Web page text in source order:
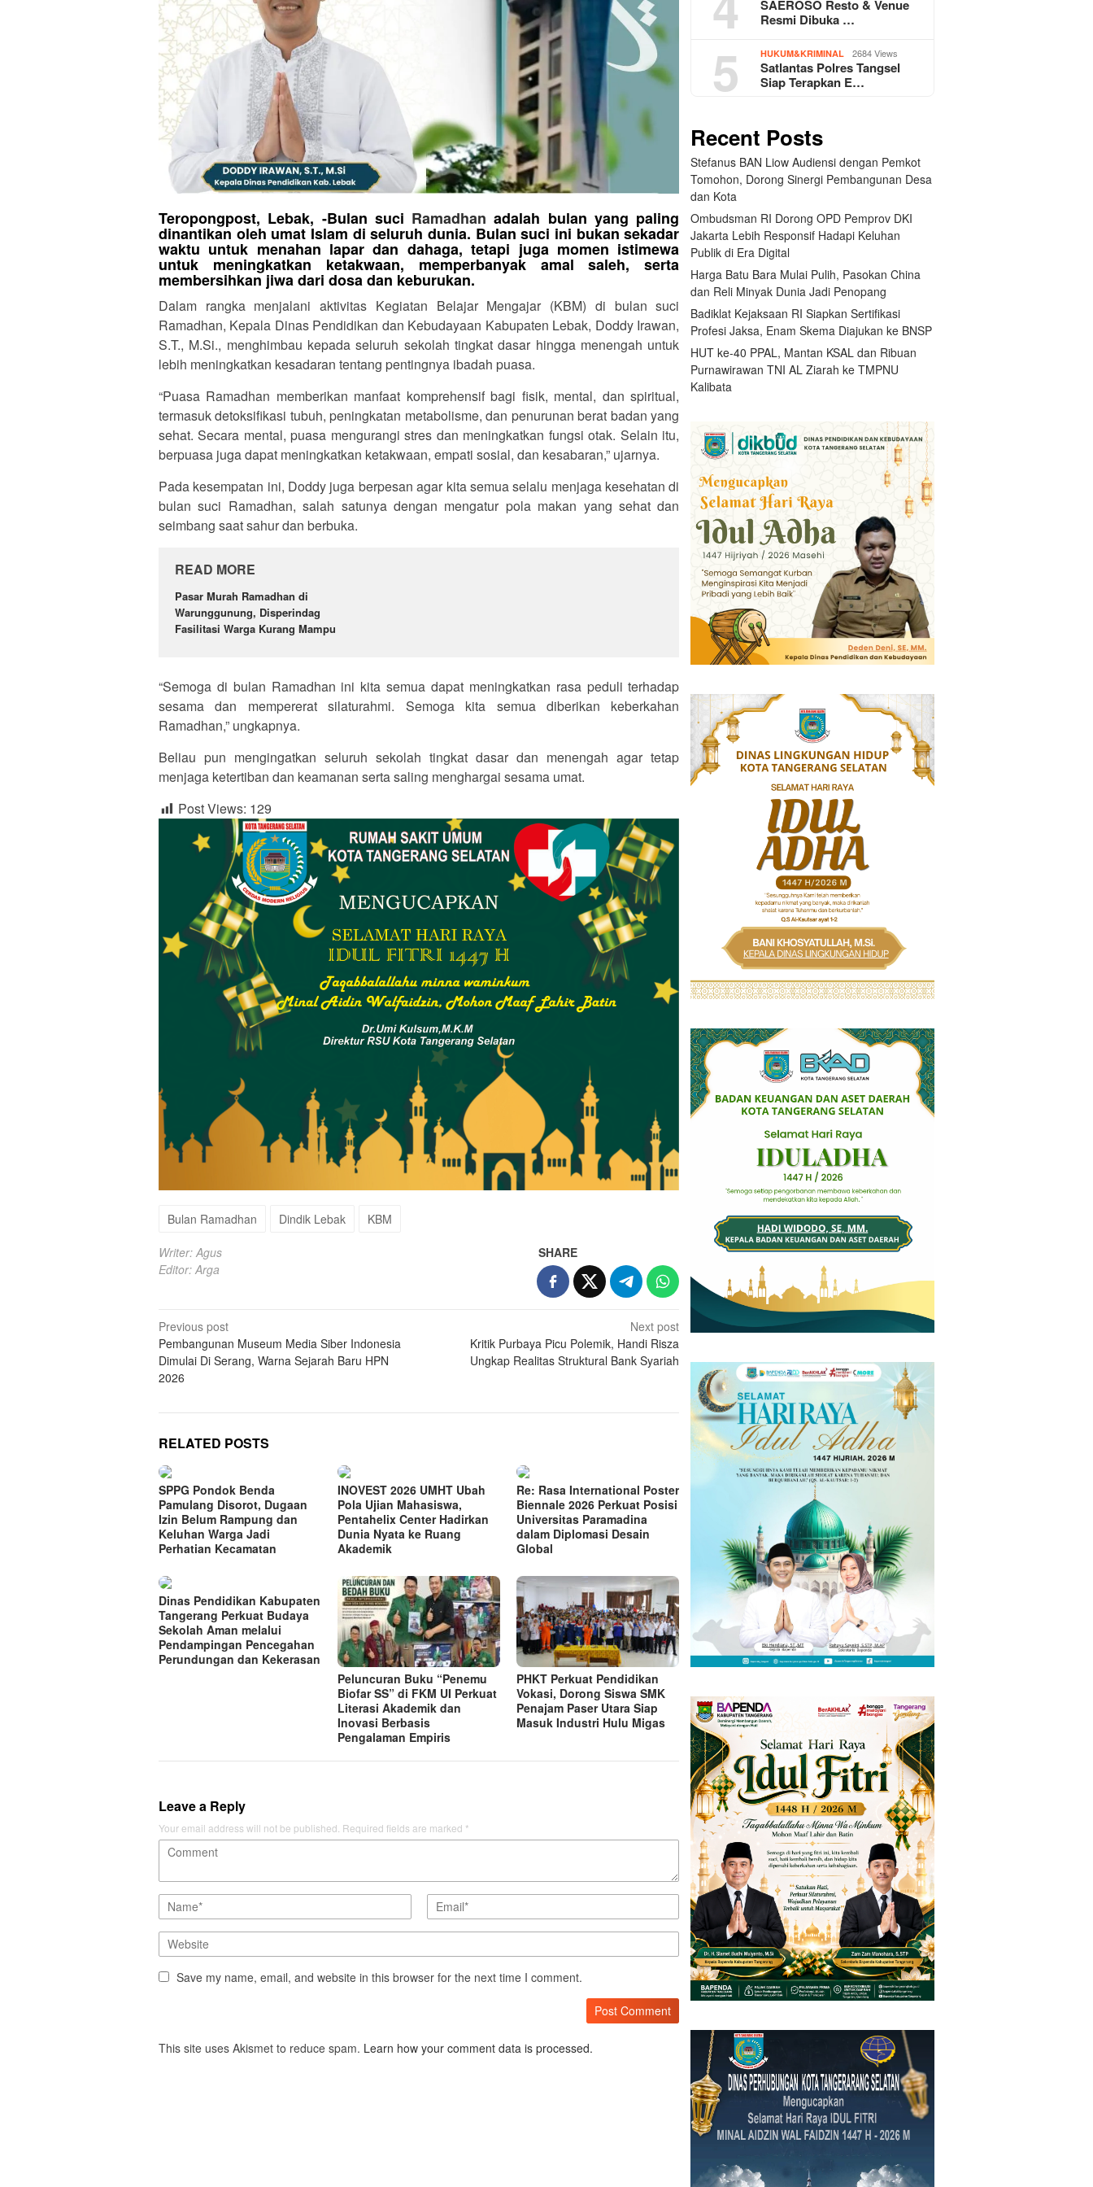
Teropongpost, Lebak, -Bulan suci Ramadhan adalah bulan yang paling
dinantikan oleh umat Islam di seluruh dunia. Bulan suci ini bukan sekadar
waktu untuk menahan lapar dan dahaga, tetapi juga momen istimewa
untuk meningkatkan ketakwaan, memperbanyak amal saleh, serta
membersihkan jiwa dari dosa dan keburukan.
Dalam rangka menjalani aktivitas Kegiatan Belajar Mengajar (KBM) di bulan suci
Ramadhan, Kepala Dinas Pendidikan dan Kebudayaan Kabupaten Lebak, Doddy Irawan,
S.T., M.Si., menghimbau kepada seluruh sekolah tingkat dasar hingga menengah untuk
lebih meningkatkan kesadaran tentang pentingnya ibadah puasa.
“Puasa Ramadhan memberikan manfaat komprehensif bagi fisik, mental, dan spiritual,
termasuk detoksifikasi tubuh, peningkatan metabolisme, dan penurunan berat badan yang
sehat. Secara mental, puasa mengurangi stres dan meningkatkan fungsi otak. Selain itu,
berpuasa juga dapat meningkatkan ketakwaan, empati sosial, dan kesabaran,” ujarnya.
Pada kesempatan ini, Doddy juga berpesan agar kita semua selalu menjaga kesehatan di
bulan suci Ramadhan, salah satunya dengan mengatur pola makan yang sehat dan
seimbang saat sahur dan berbuka.
READ MORE
Pasar Murah Ramadhan di
Warunggunung, Disperindag
Fasilitasi Warga Kurang Mampu
“Semoga di bulan Ramadhan ini kita semua dapat meningkatkan rasa peduli terhadap
sesama dan mempererat silaturahmi. Semoga kita semua diberikan keberkahan
Ramadhan,” ungkapnya.
Beliau pun mengingatkan seluruh sekolah tingkat dasar dan menengah agar tetap
menjaga ketertiban dan keamanan serta saling menghargai sesama umat.
Post Views: 129
Bulan Ramadhan Dindik Lebak KBM
Writer: Agus
Editor: Arga
SHARE
Post
navigation
Previous post
Pembangunan Museum Media Siber Indonesia
Dimulai Di Serang, Warna Sejarah Baru HPN
2026
Next post
Kritik Purbaya Picu Polemik, Handi Risza
Ungkap Realitas Struktural Bank Syariah
RELATED POSTS
SPPG Pondok Benda
Pamulang Disorot, Dugaan
Izin Belum Rampung dan
Keluhan Warga Jadi
Perhatian Kecamatan
INOVEST 2026 UMHT Ubah
Pola Ujian Mahasiswa,
Pentahelix Center Hadirkan
Dunia Nyata ke Ruang
Akademik
Re: Rasa International Poster
Biennale 2026 Perkuat Posisi
Universitas Paramadina
dalam Diplomasi Desain
Global
Dinas Pendidikan Kabupaten
Tangerang Perkuat Budaya
Sekolah Aman melalui
Pendampingan Pencegahan
Perundungan dan Kekerasan
Peluncuran Buku “Penemu
Biofar SS” di FKM UI Perkuat
Literasi Akademik dan
Inovasi Berbasis
Pengalaman Empiris
PHKT Perkuat Pendidikan
Vokasi, Dorong Siswa SMK
Penajam Paser Utara Siap
Masuk Industri Hulu Migas
Leave a Reply
Your email address will not be published. Required fields are marked *
Save my name, email, and website in this browser for the next time I comment.
This site uses Akismet to reduce spam. Learn how your comment data is processed.
SAEROSO Resto & Venue
Resmi Dibuka …
5 HUKUM&KRIMINAL 2684 Views
Satlantas Polres Tangsel
Siap Terapkan E…
Recent Posts
Stefanus BAN Liow Audiensi dengan Pemkot
Tomohon, Dorong Sinergi Pembangunan Desa
dan Kota
Ombudsman RI Dorong OPD Pemprov DKI
Jakarta Lebih Responsif Hadapi Keluhan
Publik di Era Digital
Harga Batu Bara Mulai Pulih, Pasokan China
dan Reli Minyak Dunia Jadi Penopang
Badiklat Kejaksaan RI Siapkan Sertifikasi
Profesi Jaksa, Enam Skema Diajukan ke BNSP
HUT ke-40 PPAL, Mantan KSAL dan Ribuan
Purnawirawan TNI AL Ziarah ke TMPNU
Kalibata